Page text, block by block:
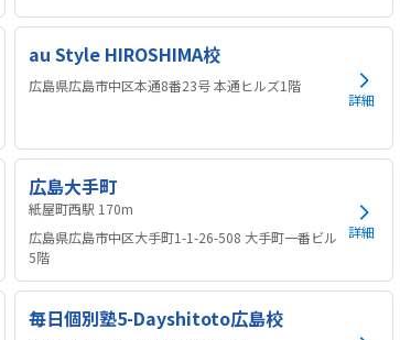
au Style HIROSHIMA校
広島県広島市中区本通8番23号 本通ヒルズ1階
詳細
広島大手町
紙屋町西駅 170m
広島県広島市中区大手町1-1-26-508 大手町一番ビル
5階
詳細
毎日個別塾5-Dayshitoto広島校